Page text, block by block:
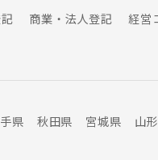
商業・法人登記 経営
県 秋田県 宮城県
山